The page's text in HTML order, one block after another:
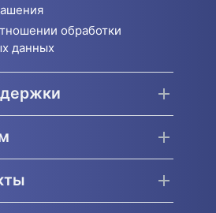
обработки
данных